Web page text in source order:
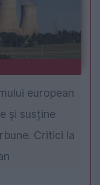
european
și susține
Critici la